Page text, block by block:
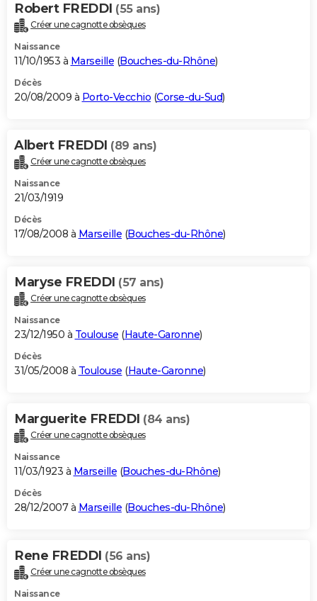
Robert FREDDI (55 ans)
Créer une cagnotte obsèques
Naissance
11/10/1953 à Marseille (Bouches-du-Rhône)
Décès
20/08/2009 à Porto-Vecchio (Corse-du-Sud)
Albert FREDDI (89 ans)
Créer une cagnotte obsèques
Naissance
21/03/1919
Décès
17/08/2008 à Marseille (Bouches-du-Rhône)
Maryse FREDDI (57 ans)
Créer une cagnotte obsèques
Naissance
23/12/1950 à Toulouse (Haute-Garonne)
Décès
31/05/2008 à Toulouse (Haute-Garonne)
Marguerite FREDDI (84 ans)
Créer une cagnotte obsèques
Naissance
11/03/1923 à Marseille (Bouches-du-Rhône)
Décès
28/12/2007 à Marseille (Bouches-du-Rhône)
Rene FREDDI (56 ans)
Créer une cagnotte obsèques
Naissance